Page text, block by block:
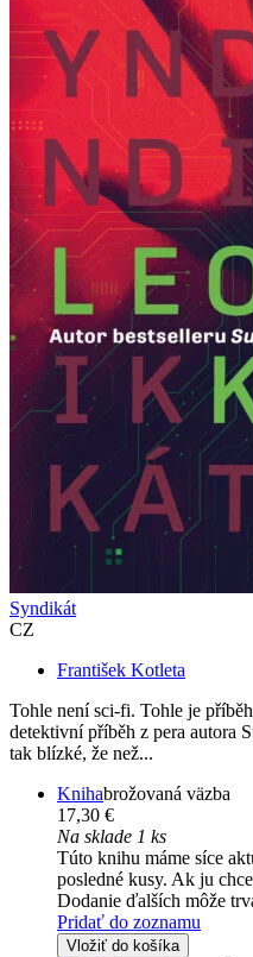
Syndikát
CZ
František Kotleta
Tohle není sci-fi. Tohle je
detektivní příběh z pera autora
tak blízké, že než...
Knihabrožovaná väzba
17,30 €
Na sklade 1 ks
Túto knihu máme síce
posledné kusy. Ak ju
Dodanie ďalších môže
Pridať do zoznamu
Vložiť do košíka